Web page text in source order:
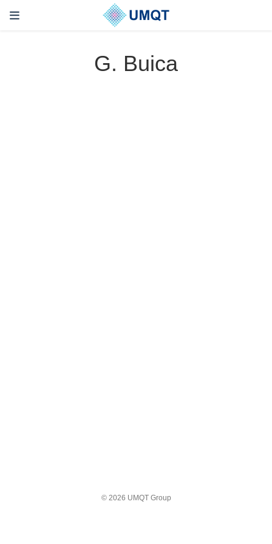
G. Buica
© 2026 UMQT Group